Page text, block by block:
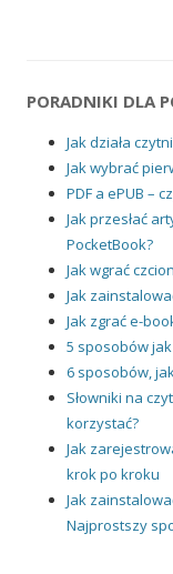
PORADNIKI DLA
Jak działa
Jak wybrać
PDF a ePUB –
Jak przesłać
PocketBook?
Jak wgrać
Jak
Jak zgrać e-
5 sposobów
6 sposobów,
Słowniki na
korzystać?
Jak
krok po kroku
Jak
Najprostszy